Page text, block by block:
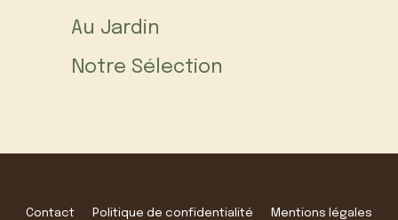
Au Jardin
Notre Sélection
Contact Politique de confidentialité Mentions légales